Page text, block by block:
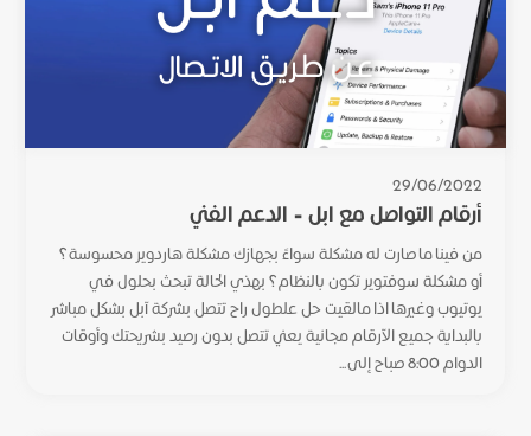
29/06/2022
أرقام التواصل مع ابل – الدعم الفني
من فينا ما صارت له مشكلة سواءً بجهازك مشكلة هاردوير محسوسة؟
أو مشكلة سوفتوير تكون بالنظام؟ بهذي الحالة تبحث بحلول في
يوتيوب وغيرها اذا مالقيت حل علطول راح تتصل بشركة آبل بشكل مباشر
بالبداية جميع الآرقام مجانية يعني تتصل بدون رصيد بشريحتك وأوقات
الدوام 8:00 صباح إلى...